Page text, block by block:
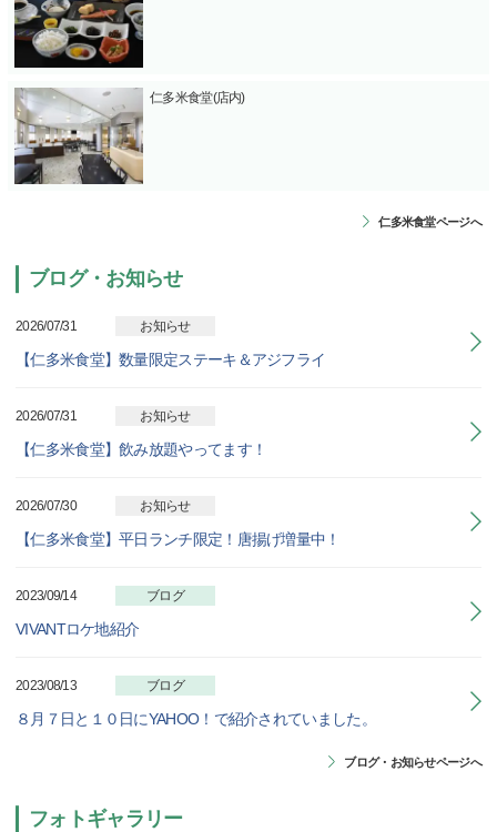
仁多米食堂(店内)
仁多米食堂ページへ
ブログ・お知らせ
2026/07/31 お知らせ
【仁多米食堂】数量限定ステーキ＆アジフライ
2026/07/31 お知らせ
【仁多米食堂】飲み放題やってます！
2026/07/30 お知らせ
【仁多米食堂】平日ランチ限定！唐揚げ増量中！
2023/09/14 ブログ
VIVANTロケ地紹介
2023/08/13 ブログ
８月７日と１０日にYAHOO！で紹介されていました。
ブログ・お知らせページへ
フォトギャラリー